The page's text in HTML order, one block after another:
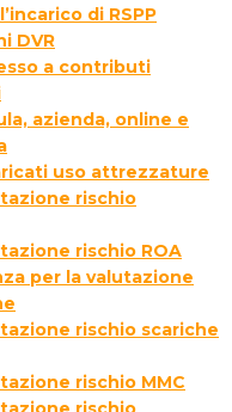
di RSPP
DVR
a contributi
azienda, online e
uso attrezzature
rischio
rischio ROA
per la valutazione
rischio scariche
rischio MMC